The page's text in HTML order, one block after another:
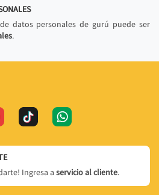
datos personales de gurú puede ser
.
Ingresa a servicio al cliente.